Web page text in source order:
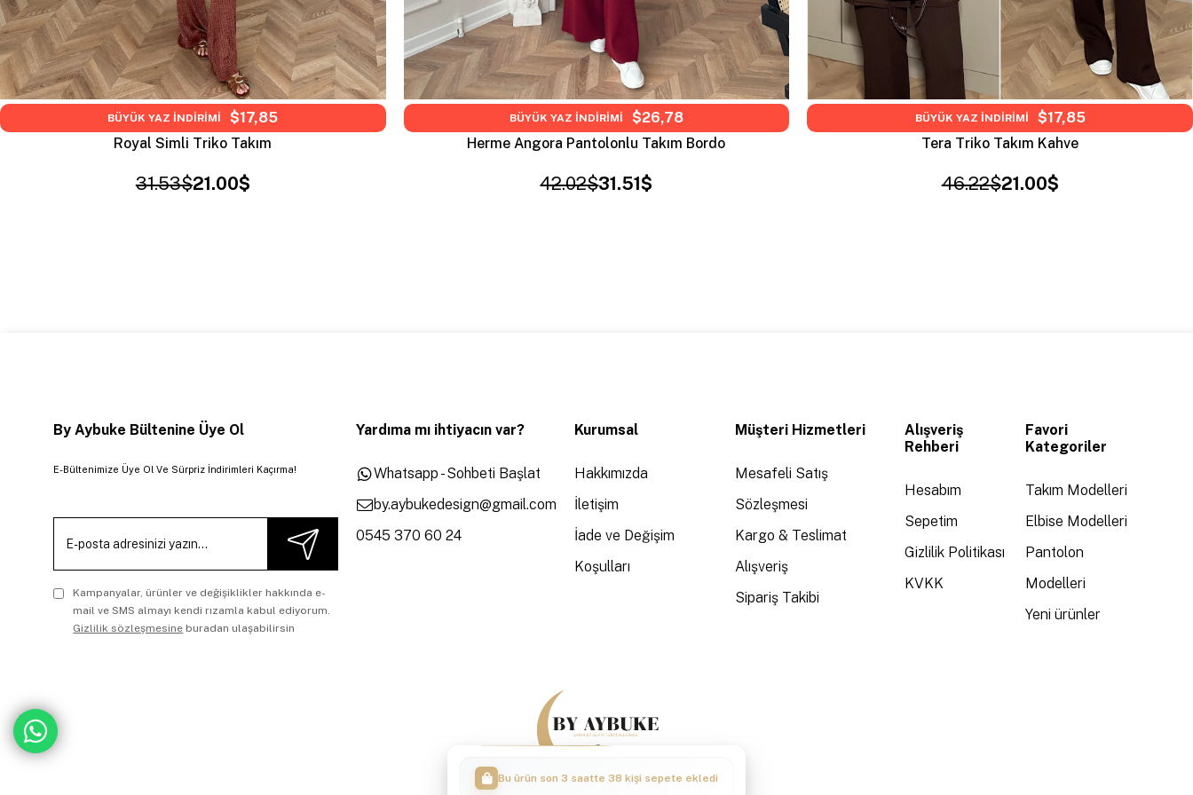
Royal Simli Triko Takım
21.00$
31.53$
BÜYÜK YAZ İNDİRİMİ
$17,85
Herme Angora Pantolonlu Takım Bordo
31.51$
42.02$
BÜYÜK YAZ İNDİRİMİ
$26,78
Tera Triko Takım Kahve
21.00$
46.22$
BÜYÜK YAZ İNDİRİMİ $17,85
By Aybuke Bültenine Üye Ol
E-Bültenimize Üye Ol Ve Sürpriz İndirimleri Kaçırma!
Kampanyalar, ürünler ve değişiklikler hakkında e-
mail ve SMS almayı kendi rızamla kabul ediyorum.
Gizlilik sözleşmesine buradan ulaşabilirsin
Yardıma mı ihtiyacın var?
Whatsapp - Sohbeti Başlat
by.aybukedesign@gmail.com
0545 370 60 24
Kurumsal
Hakkımızda
İletişim
İade ve Değişim
Koşulları
Müşteri Hizmetleri
Mesafeli Satış
Sözleşmesi
Kargo & Teslimat
Alışveriş
Sipariş Takibi
Alışveriş
Rehberi
Hesabım
Sepetim
Gizlilik Politikası
KVKK
Favori
Kategoriler
Takım Modelleri
Elbise Modelleri
Pantolon
Modelleri
Yeni ürünler
Bu ürün son 3 saatte 38 kişi sepete ekledi